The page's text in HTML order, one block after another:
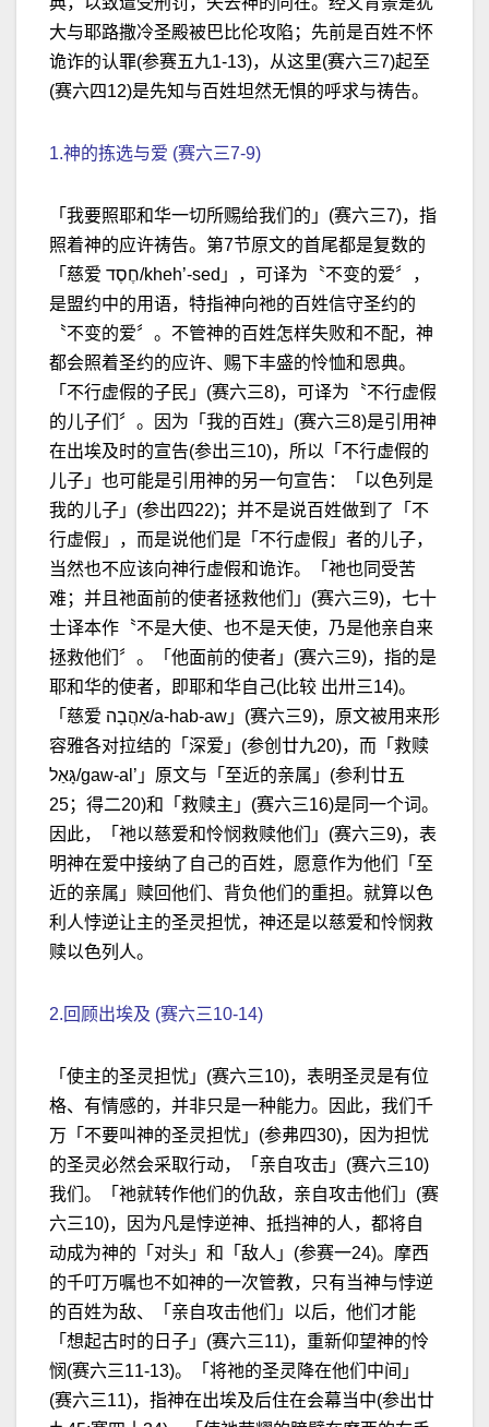
大与耶路撒冷圣殿被巴比伦攻陷；先前是百姓不怀
诡诈的认罪(参赛五九1-13)，从这里(赛六三7)起至
(赛六四12)是先知与百姓坦然无惧的呼求与祷告。
1.神的拣选与爱 (赛六三7-9)
「我要照耶和华一切所赐给我们的」(赛六三7)，指
照着神的应许祷告。第7节原文的首尾都是复数的
「慈爱 חֶסֶד/kheh’-sed」，可译为〝不变的爱〞，
是盟约中的用语，特指神向祂的百姓信守圣约的
〝不变的爱〞。不管神的百姓怎样失败和不配，神
都会照着圣约的应许、赐下丰盛的怜恤和恩典。
「不行虚假的子民」(赛六三8)，可译为〝不行虚假
的儿子们〞。因为「我的百姓」(赛六三8)是引用神
在出埃及时的宣告(参出三10)，所以「不行虚假的
儿子」也可能是引用神的另一句宣告：「以色列是
我的儿子」(参出四22)；并不是说百姓做到了「不
行虚假」，而是说他们是「不行虚假」者的儿子，
当然也不应该向神行虚假和诡诈。「祂也同受苦
难；并且祂面前的使者拯救他们」(赛六三9)，七十
士译本作〝不是大使、也不是天使，乃是他亲自来
拯救他们〞。「他面前的使者」(赛六三9)，指的是
耶和华的使者，即耶和华自己(比较 出卅三14)。
「慈爱 אַהֲבָה/a-hab-aw」(赛六三9)，原文被用来形
容雅各对拉结的「深爱」(参创廿九20)，而「救赎
גָּאַל/gaw-al’」原文与「至近的亲属」(参利廿五
25；得二20)和「救赎主」(赛六三16)是同一个词。
因此，「祂以慈爱和怜悯救赎他们」(赛六三9)，表
明神在爱中接纳了自己的百姓，愿意作为他们「至
近的亲属」赎回他们、背负他们的重担。就算以色
利人悖逆让主的圣灵担忧，神还是以慈爱和怜悯救
赎以色列人。
2.回顾出埃及 (赛六三10-14)
「使主的圣灵担忧」(赛六三10)，表明圣灵是有位
格、有情感的，并非只是一种能力。因此，我们千
万「不要叫神的圣灵担忧」(参弗四30)，因为担忧
的圣灵必然会采取行动，「亲自攻击」(赛六三10)
我们。「祂就转作他们的仇敌，亲自攻击他们」(赛
六三10)，因为凡是悖逆神、抵挡神的人，都将自
动成为神的「对头」和「敌人」(参赛一24)。摩西
的千叮万嘱也不如神的一次管教，只有当神与悖逆
的百姓为敌、「亲自攻击他们」以后，他们才能
「想起古时的日子」(赛六三11)，重新仰望神的怜
悯(赛六三11-13)。「将祂的圣灵降在他们中间」
(赛六三11)，指神在出埃及后住在会幕当中(参出廿